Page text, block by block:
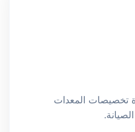
تخصيصات المعدات